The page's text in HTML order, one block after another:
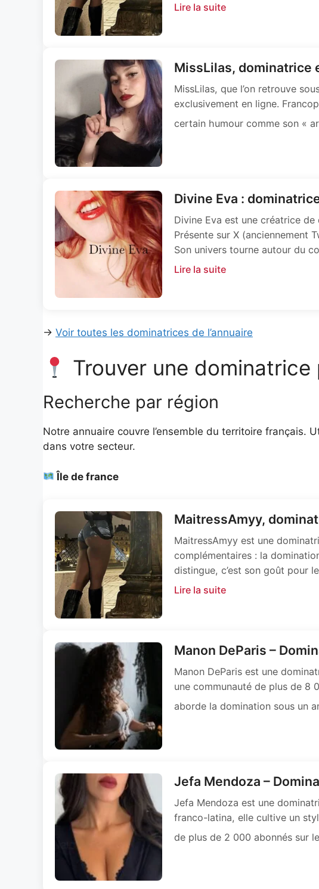
Lire la suite
MissLilas, dominatrice
MissLilas, que l’on retrouve
exclusivement en ligne.
certain humour comme son «
Divine Eva :
Divine Eva est une créatrice
Présente sur X (anciennement
Son univers tourne autour du
Lire la suite
→ Voir toutes les dominatrices de l’annuaire
Trouver une
Recherche par région
Notre annuaire couvre l’ensemble du territoire français.
dans votre secteur.
Île de france
MaitressAmyy,
MaitressAmyy est une
complémentaires : la
distingue, c’est son goût pour
Lire la suite
Manon DeParis –
Manon DeParis est une
une communauté de plus de 8
aborde la domination sous un
Jefa Mendoza –
Jefa Mendoza est une
franco-latina, elle cultive un
de plus de 2 000 abonnés sur